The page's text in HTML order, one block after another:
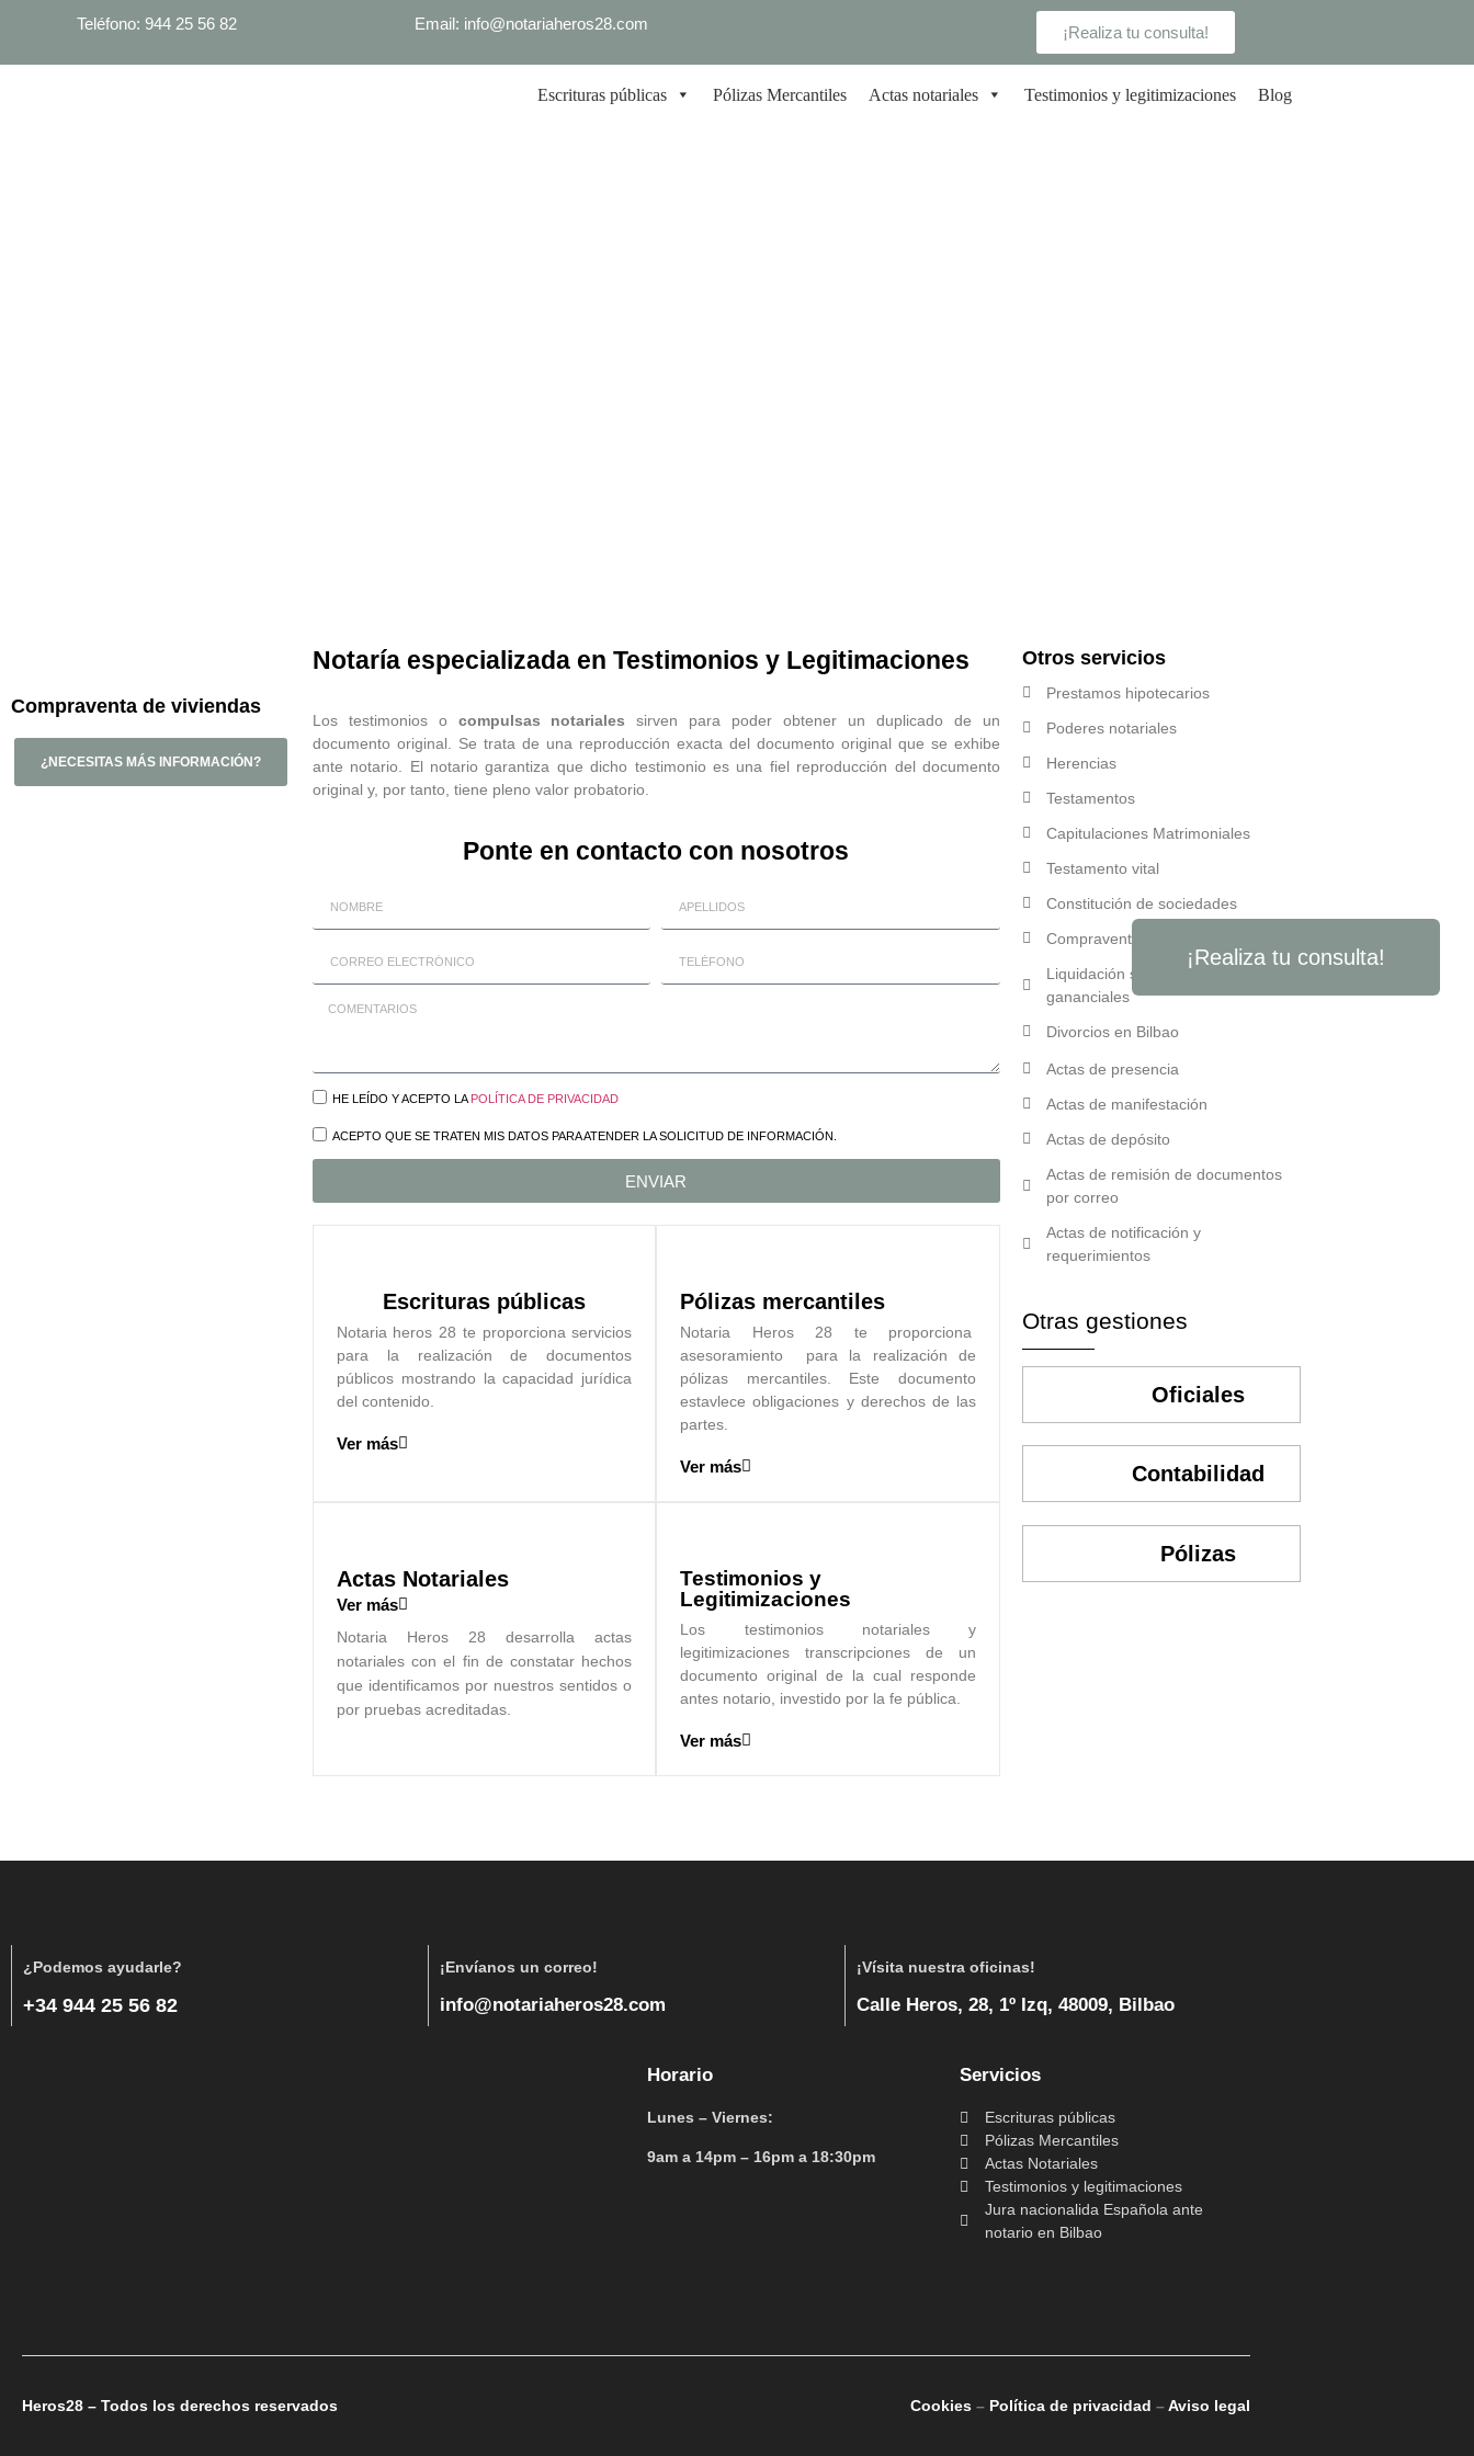
Teléfono: 944 25 56 82 Email: info@notariaheros28.com ¡Realiza tu consulta!
Escrituras públicas Pólizas Mercantiles Actas notariales Testimonios y legitimizaciones Blog
Compraventa de viviendas
¿NECESITAS MÁS INFORMACIÓN?
Notaría especializada en Testimonios y Legitimaciones
Los testimonios o compulsas notariales sirven para poder obtener un duplicado de un
documento original. Se trata de una reproducción exacta del documento original que se exhibe
ante notario. El notario garantiza que dicho testimonio es una fiel reproducción del documento
original y, por tanto, tiene pleno valor probatorio.
Ponte en contacto con nosotros
HE LEÍDO Y ACEPTO LA POLÍTICA DE PRIVACIDAD
ACEPTO QUE SE TRATEN MIS DATOS PARA ATENDER LA SOLICITUD DE INFORMACIÓN.
ENVIAR
Escrituras públicas
Notaria heros 28 te proporciona servicios
para la realización de documentos
públicos mostrando la capacidad jurídica
del contenido.
Ver más
Pólizas mercantiles
Notaria Heros 28 te proporciona
asesoramiento para la realización de
pólizas mercantiles. Este documento
estavlece obligaciones y derechos de las
partes.
Ver más
Actas Notariales
Ver más
Notaria Heros 28 desarrolla actas
notariales con el fin de constatar hechos
que identificamos por nuestros sentidos o
por pruebas acreditadas.
Testimonios y
Legitimizaciones
Los testimonios notariales y
legitimizaciones transcripciones de un
documento original de la cual responde
antes notario, investido por la fe pública.
Ver más
Otros servicios
Prestamos hipotecarios
Poderes notariales
Herencias
Testamentos
Capitulaciones Matrimoniales
Testamento vital
Constitución de sociedades
Compraventa de valores
Liquidación sociedad de
gananciales
Divorcios en Bilbao
Actas de presencia
Actas de manifestación
Actas de depósito
Actas de remisión de documentos
por correo
Actas de notificación y
requerimientos
Otras gestiones
Oficiales
Contabilidad
Pólizas
¿Podemos ayudarle?
+34 944 25 56 82
¡Envíanos un correo!
info@notariaheros28.com
¡Vísita nuestra oficinas!
Calle Heros, 28, 1º Izq, 48009, Bilbao
Horario
Lunes – Viernes:
9am a 14pm – 16pm a 18:30pm
Servicios
Escrituras públicas
Pólizas Mercantiles
Actas Notariales
Testimonios y legitimaciones
Jura nacionalida Española ante
notario en Bilbao
Heros28 – Todos los derechos reservados Cookies – Política de privacidad –Aviso legal
¡Realiza tu consulta!